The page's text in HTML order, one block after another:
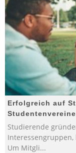
Erfolgreich auf
Studierende
Um Mitgli...